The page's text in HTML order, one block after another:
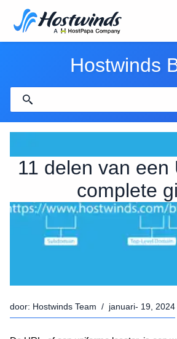
Hostwinds
11 delen van een
complete
door: Hostwinds Team / januari- 19, 2024